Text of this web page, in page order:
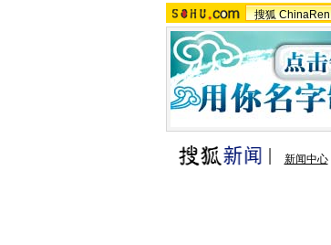
搜狐 ChinaRen
新闻中心